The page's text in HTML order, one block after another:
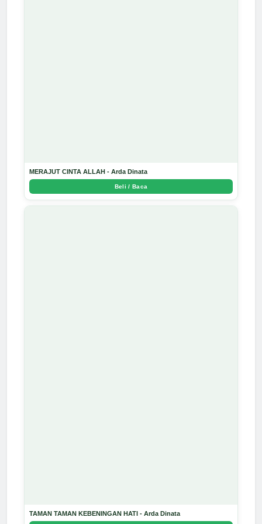
MERAJUT CINTA ALLAH - Arda Dinata
Beli / Baca
TAMAN TAMAN KEBENINGAN HATI - Arda Dinata